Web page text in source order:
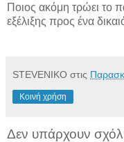
Ποιος ακόμη τρώει το
εξέλιξης προς ένα
STEVENIKO στις
Κοινή χρήση
Δεν υπάρχουν